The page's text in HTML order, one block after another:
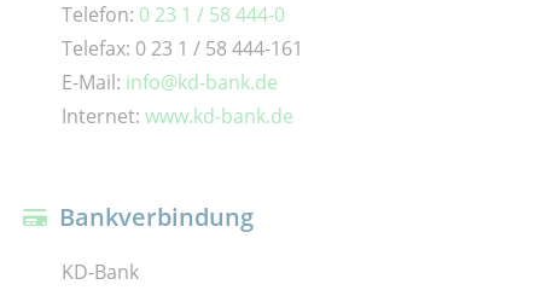
Telefon: 0 23 1 / 58 444-0
Telefax: 0 23 1 / 58 444-161
E-Mail: info@kd-bank.de
Internet: www.kd-bank.de
Bankverbindung
KD-Bank